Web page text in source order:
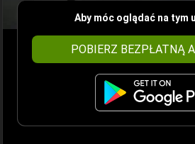
Aby móc oglądać na tym
POBIERZ BEZPŁATNĄ